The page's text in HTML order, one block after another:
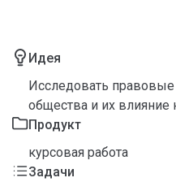
Идея
Исследовать
общества и их влияние
Продукт
курсовая работа
Задачи